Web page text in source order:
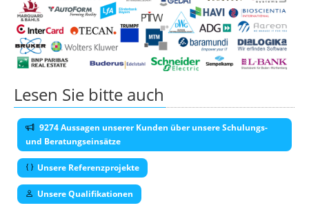
Lesen Sie bitte auch
9274 Aussagen unserer Kunden über unsere Schulungs-
und Beratungseinsätze
Unsere Referenzprojekte
Unsere Qualifikationen